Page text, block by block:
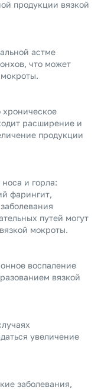
продукции вязкой
астме
что может
хроническое
расширение и
продукции
и горла:
фарингит,
путей могут
мокроты.
воспаление
вязкой
увеличение
заболевания,